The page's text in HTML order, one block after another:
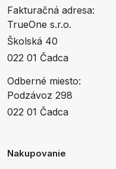
Fakturačná adresa:
TrueOne s.r.o.
Školská 40
022 01 Čadca
Odberné miesto:
Podzávoz 298
022 01 Čadca
Nakupovanie